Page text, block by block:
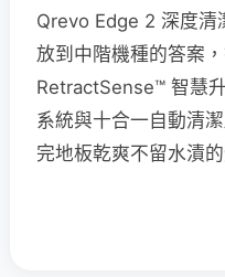
Qrevo Edge 2 深度清
放到中階機種的答案
RetractSense™ 智慧
系統與十合一自動清
完地板乾爽不留水漬的